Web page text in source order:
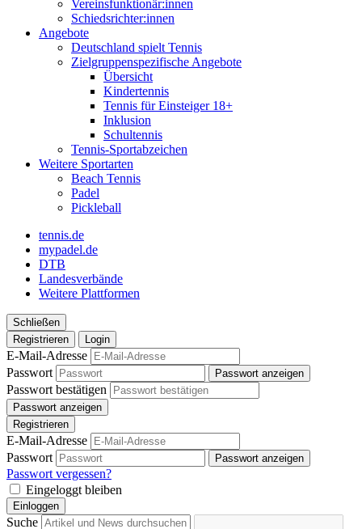
Vereinsfunktionär:innen
Schiedsrichter:innen
Angebote
Deutschland spielt Tennis
Zielgruppenspezifische Angebote
Übersicht
Kindertennis
Tennis für Einsteiger 18+
Inklusion
Schultennis
Tennis-Sportabzeichen
Weitere Sportarten
Beach Tennis
Padel
Pickleball
tennis.de
mypadel.de
DTB
Landesverbände
Weitere Plattformen
Schließen
Registrieren
Login
E-Mail-Adresse
Passwort
Passwort anzeigen
Passwort bestätigen
Passwort anzeigen
Registrieren
E-Mail-Adresse
Passwort
Passwort anzeigen
Passwort vergessen?
Eingeloggt bleiben
Einloggen
Suche